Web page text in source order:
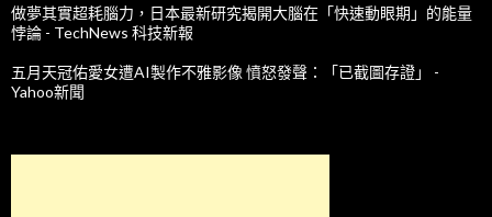
做夢其實超耗腦力，日本最新研究揭開大腦在「快速動眼期」的能量
悖論 - TechNews 科技新報
五月天冠佑愛女遭AI製作不雅影像 憤怒發聲：「已截圖存證」 -
Yahoo新聞